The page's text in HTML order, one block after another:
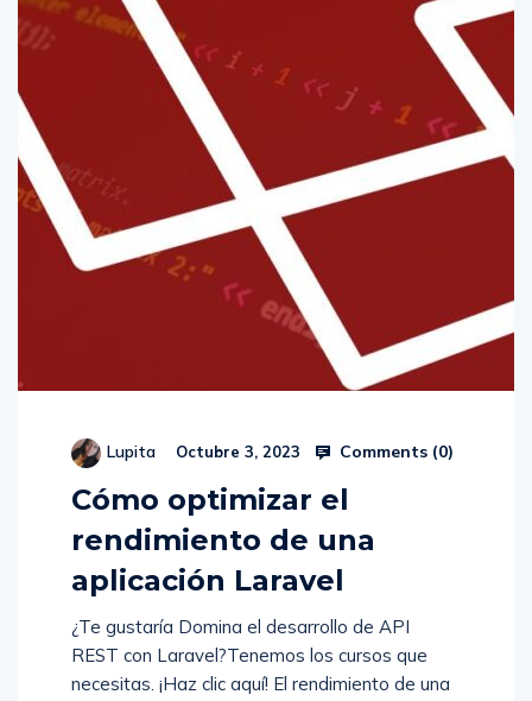
Lupita Octubre 3, 2023 Comments (0)
Cómo optimizar el
rendimiento de una
aplicación Laravel
¿Te gustaría Domina el desarrollo de API
REST con Laravel?Tenemos los cursos que
necesitas. ¡Haz clic aquí! El rendimiento de una